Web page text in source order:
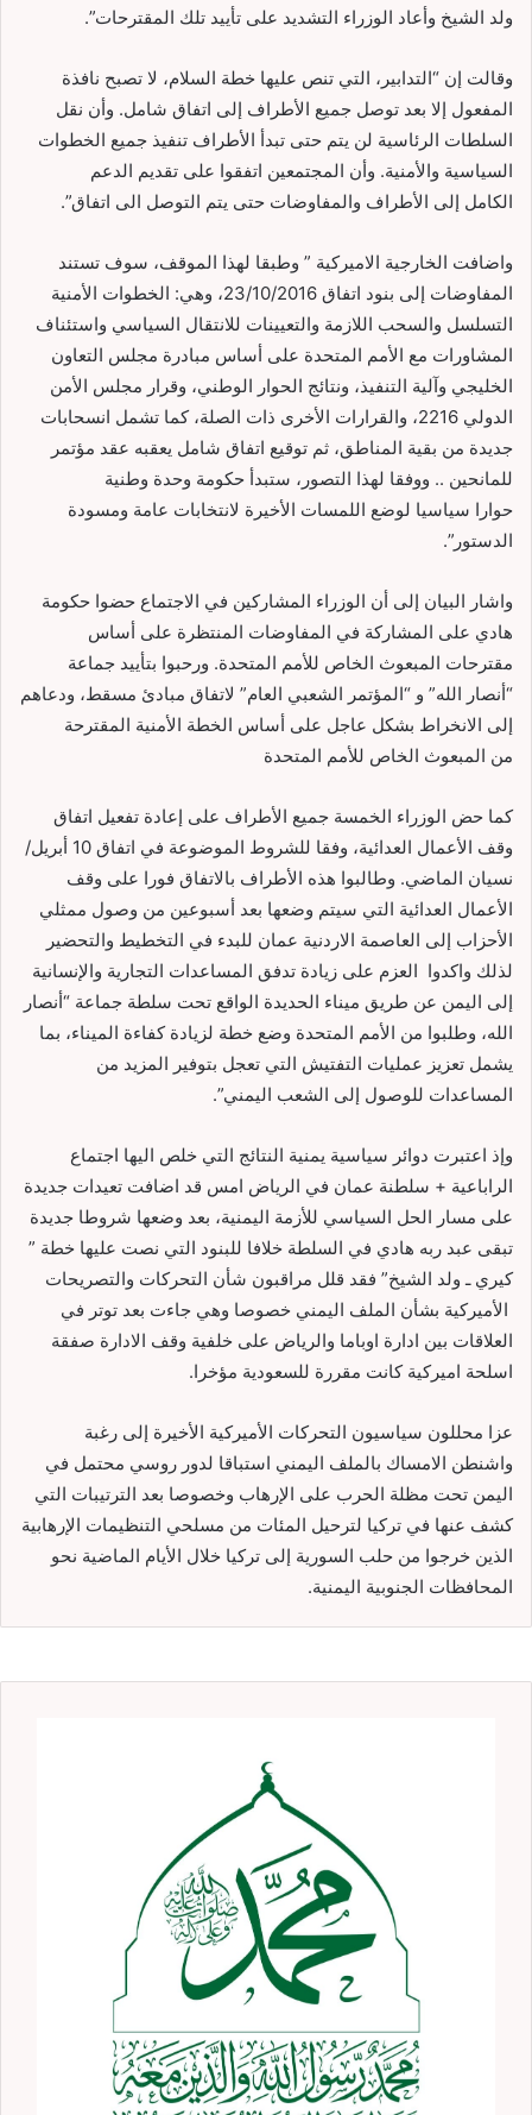
ولد الشيخ وأعاد الوزراء التشديد على تأييد تلك المقترحات”.
وقالت إن “التدابير، التي تنص عليها خطة السلام، لا تصبح نافذة
المفعول إلا بعد توصل جميع الأطراف إلى اتفاق شامل. وأن نقل
السلطات الرئاسية لن يتم حتى تبدأ الأطراف تنفيذ جميع الخطوات
السياسية والأمنية. وأن المجتمعين اتفقوا على تقديم الدعم
الكامل إلى الأطراف والمفاوضات حتى يتم التوصل الى اتفاق”.
واضافت الخارجية الاميركية ” وطبقا لهذا الموقف، سوف تستند
المفاوضات إلى بنود اتفاق 23/10/2016، وهي: الخطوات الأمنية
التسلسل والسحب اللازمة والتعيينات للانتقال السياسي واستئناف
المشاورات مع الأمم المتحدة على أساس مبادرة مجلس التعاون
الخليجي وآلية التنفيذ، ونتائج الحوار الوطني، وقرار مجلس الأمن
الدولي 2216، والقرارات الأخرى ذات الصلة، كما تشمل انسحابات
جديدة من بقية المناطق، ثم توقيع اتفاق شامل يعقبه عقد مؤتمر
للمانحين .. ووفقا لهذا التصور، ستبدأ حكومة وحدة وطنية
حوارا سياسيا لوضع اللمسات الأخيرة لانتخابات عامة ومسودة
الدستور”.
واشار البيان إلى أن الوزراء المشاركين في الاجتماع حضوا حكومة
هادي على المشاركة في المفاوضات المنتظرة على أساس
مقترحات المبعوث الخاص للأمم المتحدة. ورحبوا بتأييد جماعة
“أنصار الله” و “المؤتمر الشعبي العام” لاتفاق مبادئ مسقط، ودعاهم
إلى الانخراط بشكل عاجل على أساس الخطة الأمنية المقترحة
من المبعوث الخاص للأمم المتحدة
كما حض الوزراء الخمسة جميع الأطراف على إعادة تفعيل اتفاق
وقف الأعمال العدائية، وفقا للشروط الموضوعة في اتفاق 10 أبريل/
نسيان الماضي. وطالبوا هذه الأطراف بالاتفاق فورا على وقف
الأعمال العدائية التي سيتم وضعها بعد أسبوعين من وصول ممثلي
الأحزاب إلى العاصمة الاردنية عمان للبدء في التخطيط والتحضير
لذلك واكدوا العزم على زيادة تدفق المساعدات التجارية والإنسانية
إلى اليمن عن طريق ميناء الحديدة الواقع تحت سلطة جماعة “أنصار
الله، وطلبوا من الأمم المتحدة وضع خطة لزيادة كفاءة الميناء، بما
يشمل تعزيز عمليات التفتيش التي تعجل بتوفير المزيد من
المساعدات للوصول إلى الشعب اليمني”.
وإذ اعتبرت دوائر سياسية يمنية النتائج التي خلص اليها اجتماع
الراباعية + سلطنة عمان في الرياض امس قد اضافت تعيدات جديدة
على مسار الحل السياسي للأزمة اليمنية، بعد وضعها شروطا جديدة
تبقى عبد ربه هادي في السلطة خلافا للبنود التي نصت عليها خطة ”
كيري ـ ولد الشيخ” فقد قلل مراقبون شأن التحركات والتصريحات
الأميركية بشأن الملف اليمني خصوصا وهي جاءت بعد توتر في
العلاقات بين ادارة اوباما والرياض على خلفية وقف الادارة صفقة
اسلحة اميركية كانت مقررة للسعودية مؤخرا.
عزا محللون سياسيون التحركات الأميركية الأخيرة إلى رغبة
واشنطن الامساك بالملف اليمني استباقا لدور روسي محتمل في
اليمن تحت مظلة الحرب على الإرهاب وخصوصا بعد الترتيبات التي
كشف عنها في تركيا لترحيل المئات من مسلحي التنظيمات الإرهابية
الذين خرجوا من حلب السورية إلى تركيا خلال الأيام الماضية نحو
المحافظات الجنوبية اليمنية.